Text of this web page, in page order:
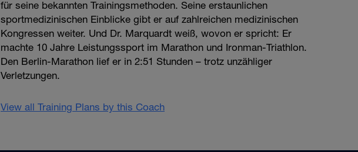
für seine bekannten Trainingsmethoden. Seine erstaunlichen
sportmedizinischen Einblicke gibt er auf zahlreichen medizinischen
Kongressen weiter. Und Dr. Marquardt weiß, wovon er spricht: Er
machte 10 Jahre Leistungssport im Marathon und Ironman-Triathlon.
Den Berlin-Marathon lief er in 2:51 Stunden – trotz unzähliger
Verletzungen.
View all Training Plans by this Coach